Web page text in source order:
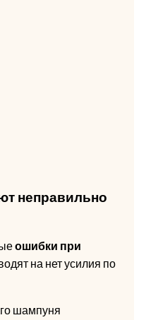
неправильно
ошибки при
на нет усилия по
шампуня